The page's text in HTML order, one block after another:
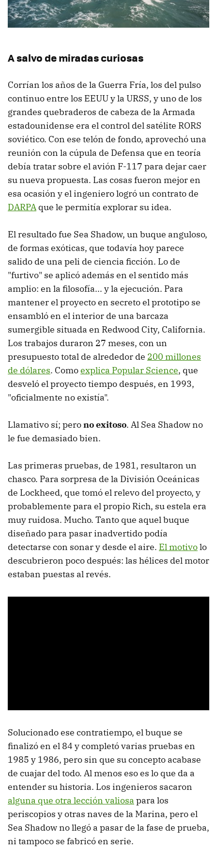
A salvo de miradas curiosas
Corrían los años de la Guerra Fría, los del pulso
continuo entre los EEUU y la URSS, y uno de los
grandes quebraderos de cabeza de la Armada
estadounidense era el control del satélite RORS
soviético. Con ese telón de fondo, aprovechó una
reunión con la cúpula de Defensa que en teoría
debía tratar sobre el avión F-117 para dejar caer
su nueva propuesta. Las cosas fueron mejor en
esa ocasión y el ingeniero logró un contrato de
DARPA que le permitía explorar su idea.
El resultado fue Sea Shadow, un buque anguloso,
de formas exóticas, que todavía hoy parece
salido de una peli de ciencia ficción. Lo de
"furtivo" se aplicó además en el sentido más
amplio: en la filosofía... y la ejecución. Para
mantener el proyecto en secreto el prototipo se
ensambló en el interior de una barcaza
sumergible situada en Redwood City, California.
Los trabajos duraron 27 meses, con un
presupuesto total de alrededor de 200 millones
de dólares. Comoexplica Popular Science, que
desveló el proyecto tiempo después, en 1993,
"oficialmente no existía".
Llamativo sí; perono exitoso. Al Sea Shadow no
le fue demasiado bien.
Las primeras pruebas, de 1981, resultaron un
chasco. Para sorpresa de la División Oceánicas
de Lockheed, que tomó el relevo del proyecto, y
probablemente para el propio Rich, su estela era
muy ruidosa. Mucho. Tanto que aquel buque
diseñado para pasar inadvertido podía
detectarse con sonar y desde el aire. El motivolo
descubrieron poco después: las hélices del motor
estaban puestas al revés.
Solucionado ese contratiempo, el buque se
finalizó en el 84 y completó varias pruebas en
1985 y 1986, pero sin que su concepto acabase
de cuajar del todo. Al menos eso es lo que da a
entender su historia. Los ingenieros sacaron
alguna que otra lección valiosa para los
periscopios y otras naves de la Marina, pero el
Sea Shadow no llegó a pasar de la fase de prueba,
ni tampoco se fabricó en serie.